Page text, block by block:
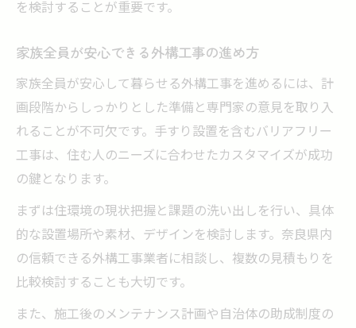
を検討することが重要です。
家族全員が安心できる外構工事の進め方
家族全員が安心して暮らせる外構工事を進めるには、計
画段階からしっかりとした準備と専門家の意見を取り入
れることが不可欠です。手すり設置を含むバリアフリー
工事は、住む人のニーズに合わせたカスタマイズが成功
の鍵となります。
まずは住環境の現状把握と課題の洗い出しを行い、具体
的な設置場所や素材、デザインを検討します。奈良県内
の信頼できる外構工事業者に相談し、複数の見積もりを
比較検討することも大切です。
また、施工後のメンテナンス計画や自治体の助成制度の